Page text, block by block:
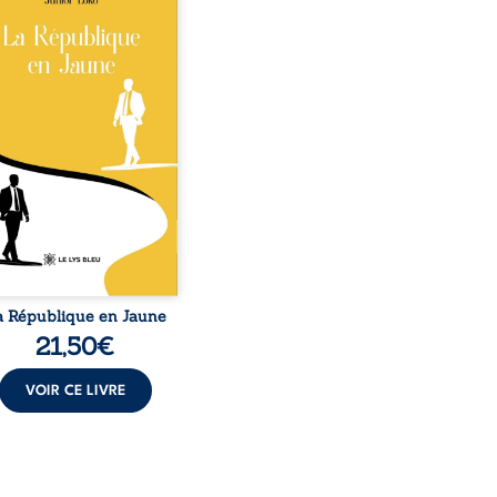
la naissance de
de races différentes
l’ordre établi :
est Noir et Junior est
bien que nés d’un
de Noirs. Très vite,
attire les médias
et transforme
blanc en une figure
sacrée, investie,
d’une mission
Cependant, sous
couvert de ...
République en Jaune
21,50€
VOIR CE LIVRE